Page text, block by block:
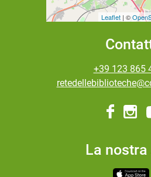
Leaflet | ©
+39 123 865
La nostra